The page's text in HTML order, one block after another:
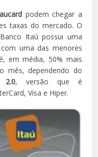
podem chegar a
taxas do mercado. O
Itaú possui uma
uma das menores
em média, 50% mais
mês, dependendo do
2.0, versão que é
Visa e Hiper.